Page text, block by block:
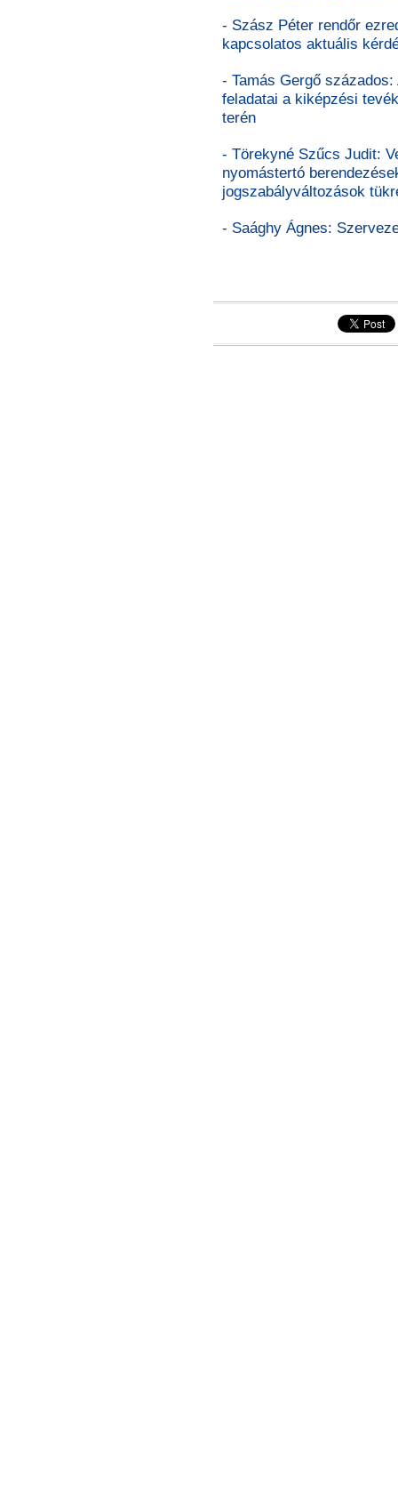
- Szász Péter rendőr
kapcsolatos aktuális
- Tamás Gergő
feladatai a kiképzési
terén
- Törekyné Szűcs Judit:
nyomástertó
jogszabályváltozások
- Saághy Ágnes: